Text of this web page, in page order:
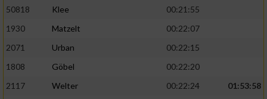
50818
Klee
00:21:55
1930
Matzelt
00:22:07
2071
Urban
00:22:15
1808
Göbel
00:22:20
2117
Welter 00:22:24
01:53:58